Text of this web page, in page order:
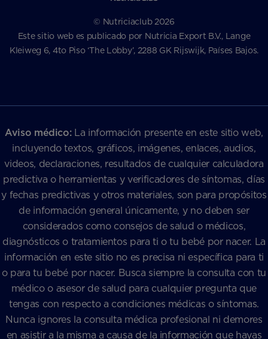
© Nutriciaclub 2026
Este sitio web es publicado por Nutricia Export B.V., Lange
Kleiweg 6, 4to Piso ‘The Lobby’, 2288 GK Rijswijk, Países Bajos.
Aviso médico:La información presente en este sitio web,
incluyendo textos, gráficos, imágenes, enlaces, audios,
videos, declaraciones, resultados de cualquier calculadora
predictiva o herramientas y verificadores de síntomas, días
y fechas predictivas y otros materiales, son para propósitos
de información general únicamente, y no deben ser
considerados como consejos de salud o médicos,
diagnósticos o tratamientos para ti o tu bebé por nacer. La
información en este sitio no es precisa ni específica para ti
o para tu bebé por nacer. Busca siempre la consulta con tu
médico o asesor de salud para cualquier pregunta que
tengas con respecto a condiciones médicas o síntomas.
Nunca ignores la consulta médica profesional ni demores
en asistir a la misma a causa de la información que hayas